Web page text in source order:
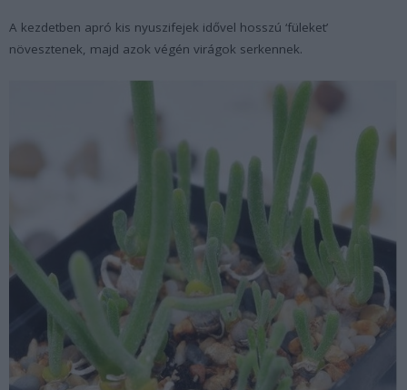
A kezdetben apró kis nyuszifejek idővel hosszú ‘füleket’
növesztenek, majd azok végén virágok serkennek.